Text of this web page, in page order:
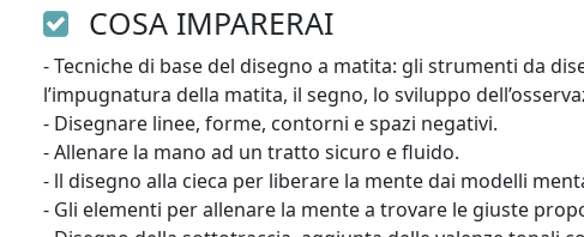
COSA IMPARERAI
- Tecniche di base del disegno a matita: gli strumenti da
l’impugnatura della matita, il segno, lo sviluppo
- Disegnare linee, forme, contorni e spazi negativi.
- Allenare la mano ad un tratto sicuro e fluido.
- ll disegno alla cieca per liberare la mente dai modelli
- Gli elementi per allenare la mente a trovare le giuste